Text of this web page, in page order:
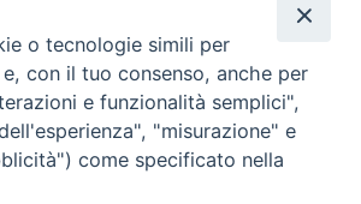
DI ALBANO
06.93268401 - Fax.: 06.9323844
curia@diocesidialbano.it
al Venerdì Ore: 9:00 - 13:00
o tecnologie simili per
con il tuo consenso, anche per
e funzionalità semplici",
"misurazione" e
come specificato nella